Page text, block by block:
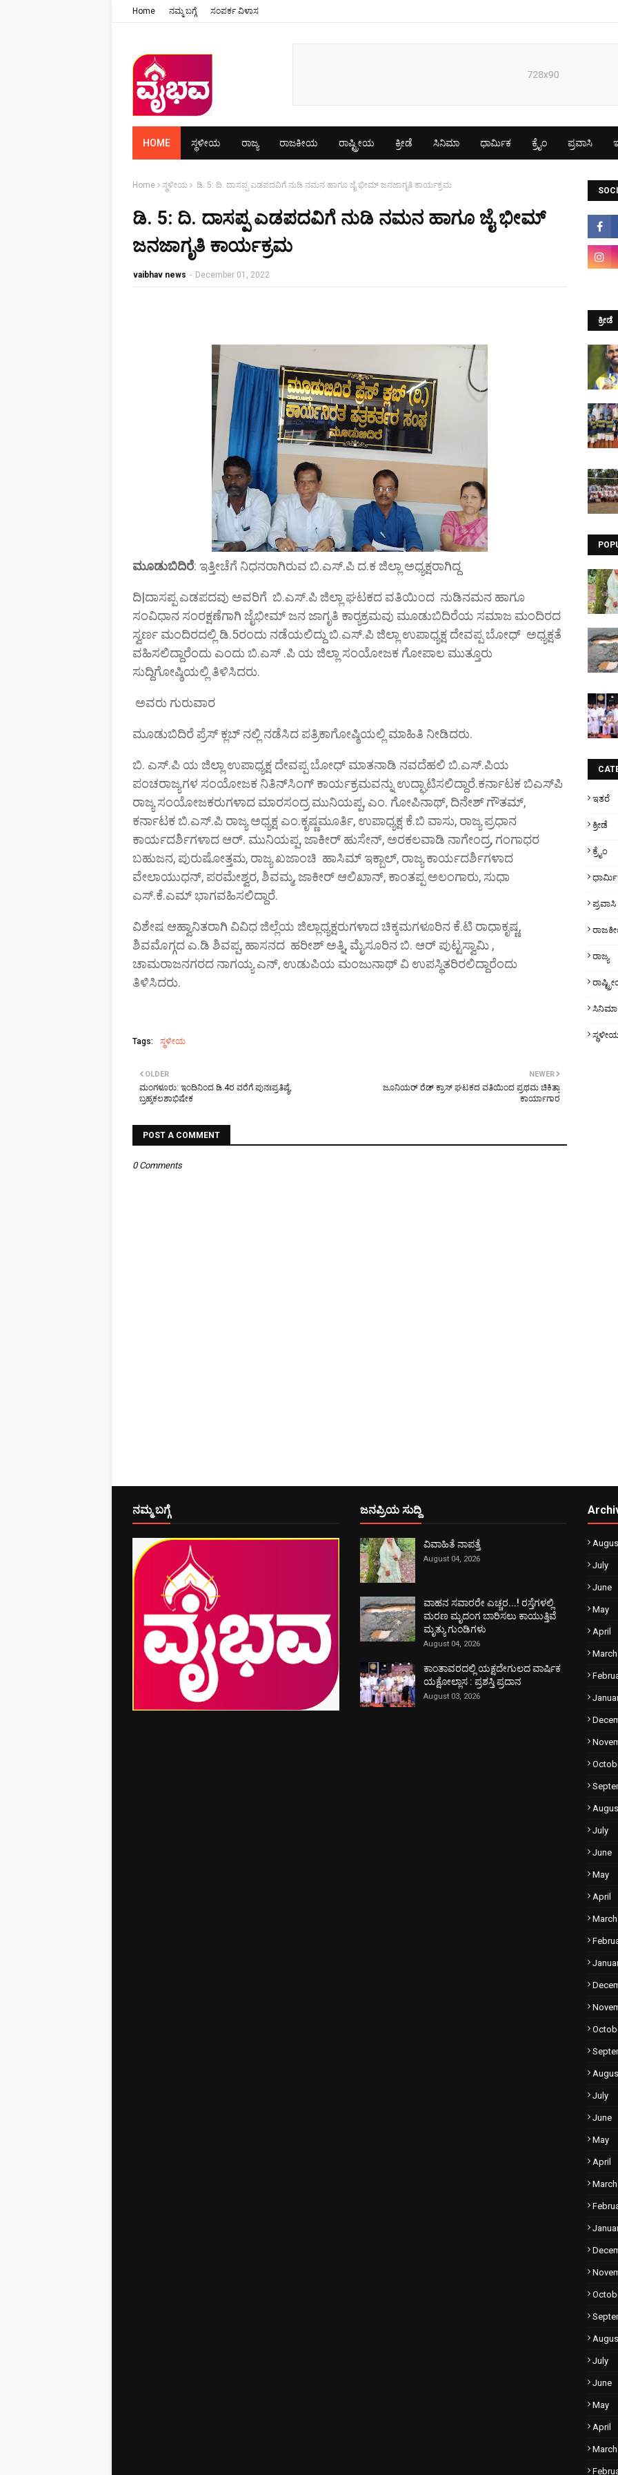
Home ನಮ್ಮ ಬಗ್ಗೆ ಸಂಪರ್ಕ ವಿಳಾಸ
HOME ಸ್ಥಳೀಯ ರಾಜ್ಯ ರಾಜಕೀಯ ರಾಷ್ಟ್ರೀಯ ಕ್ರೀಡೆ ಸಿನಿಮಾ ಧಾರ್ಮಿಕ ಕ್ರೈಂ ಪ್ರವಾಸಿ
Home ಸ್ಥಳೀಯ ಡಿ. 5: ದಿ. ದಾಸಪ್ಪ ಎಡಪದವಿಗೆ ನುಡಿ ನಮನ ಹಾಗೂ ಜೈ ಭೀಮ್ ಜನಜಾಗೃತಿ ಕಾರ್ಯಕ್ರಮ
ಡಿ. 5: ದಿ. ದಾಸಪ್ಪ ಎಡಪದವಿಗೆ ನುಡಿ ನಮನ ಹಾಗೂ ಜೈ ಭೀಮ್
ಜನಜಾಗೃತಿ ಕಾರ್ಯಕ್ರಮ
vaibhav news - December 01, 2022
ಮೂಡುಬಿದಿರೆ: ಇತ್ತೀಚೆಗೆ ನಿಧನರಾಗಿರುವ ಬಿ.ಎಸ್.ಪಿ ದ.ಕ ಜಿಲ್ಲಾ ಅಧ್ಯಕ್ಷರಾಗಿದ್ದ
ದಿ|ದಾಸಪ್ಪ ಎಡಪದವು ಅವರಿಗೆ ಬಿ.ಎಸ್.ಪಿ ಜಿಲ್ಲಾ ಘಟಕದ ವತಿಯಿಂದ ನುಡಿನಮನ ಹಾಗೂ
ಸಂವಿಧಾನ ಸಂರಕ್ಷಣೆಗಾಗಿ ಜೈಭೀಮ್ ಜನ ಜಾಗೃತಿ ಕಾರ‍್ಯಕ್ರಮವು ಮೂಡುಬಿದಿರೆಯ ಸಮಾಜ ಮಂದಿರದ
ಸ್ವರ್ಣ ಮಂದಿರದಲ್ಲಿ ಡಿ.5ರಂದು ನಡೆಯಲಿದ್ದು ಬಿ.ಎಸ್.ಪಿ ಜಿಲ್ಲಾ ಉಪಾಧ್ಯಕ್ಷ ದೇವಪ್ಪ ಬೋಧ್ ಅಧ್ಯಕ್ಷತೆ
ವಹಿಸಲಿದ್ದಾರೆಂದು ಎಂದು ಬಿ.ಎಸ್ .ಪಿ ಯ ಜಿಲ್ಲಾ ಸಂಯೋಜಕ ಗೋಪಾಲ ಮುತ್ತೂರು
ಸುದ್ದಿಗೋಷ್ಠಿಯಲ್ಲಿ ತಿಳಿಸಿದರು.
ಅವರು ಗುರುವಾರ
ಮೂಡುಬಿದಿರೆ ಪ್ರೆಸ್ ಕ್ಲಬ್ ನಲ್ಲಿ ನಡೆಸಿದ ಪತ್ರಿಕಾಗೋಷ್ಠಿಯಲ್ಲಿ ಮಾಹಿತಿ ನೀಡಿದರು.
ಬಿ. ಎಸ್.ಪಿ ಯ ಜಿಲ್ಲಾ ಉಪಾಧ್ಯಕ್ಷ ದೇವಪ್ಪ ಬೋಧ್ ಮಾತನಾಡಿ ನವದೆಹಲಿ ಬಿ.ಎಸ್.ಪಿಯ
ಪಂಚರಾಜ್ಯಗಳ ಸಂಯೋಜಕ ನಿತಿನ್‌ಸಿಂಗ್ ಕಾರ್ಯಕ್ರಮವನ್ನು ಉದ್ಘಾಟಿಸಲಿದ್ದಾರೆ.ಕರ್ನಾಟಕ ಬಿಎಸ್‌ಪಿ
ರಾಜ್ಯ ಸಂಯೋಜಕರುಗಳಾದ ಮಾರಸಂದ್ರ ಮುನಿಯಪ್ಪ, ಎಂ. ಗೋಪಿನಾಥ್, ದಿನೇಶ್ ಗೌತಮ್,
ಕರ್ನಾಟಕ ಬಿ.ಎಸ್.ಪಿ ರಾಜ್ಯ ಅಧ್ಯಕ್ಷ ಎಂ.ಕೃಷ್ಣಮೂರ್ತಿ, ಉಪಾಧ್ಯಕ್ಷ ಕೆ.ಬಿ ವಾಸು, ರಾಜ್ಯ ಪ್ರಧಾನ
ಕಾರ್ಯದರ್ಶಿಗಳಾದ ಆರ್. ಮುನಿಯಪ್ಪ, ಜಾಕೀರ್ ಹುಸೇನ್, ಅರಕಲವಾಡಿ ನಾಗೇಂದ್ರ, ಗಂಗಾಧರ
ಬಹುಜನ, ಪುರುಷೋತ್ತಮ, ರಾಜ್ಯ ಖಜಾಂಚಿ ಹಾಸಿಮ್ ಇಕ್ಬಾಲ್, ರಾಜ್ಯ ಕಾರ್ಯದರ್ಶಿಗಳಾದ
ವೇಲಾಯುಧನ್, ಪರಮೇಶ್ವರ, ಶಿವಮ್ಮ, ಜಾಕೀರ್ ಆಲಿಖಾನ್, ಕಾಂತಪ್ಪ ಅಲಂಗಾರು, ಸುಧಾ
ಎಸ್.ಕೆ.ಎಮ್ ಭಾಗವಹಿಸಲಿದ್ದಾರೆ.
ವಿಶೇಷ ಆಹ್ವಾನಿತರಾಗಿ ವಿವಿಧ ಜಿಲ್ಲೆಯ ಜಿಲ್ಲಾಧ್ಯಕ್ಷರುಗಳಾದ ಚಿಕ್ಕಮಗಳೂರಿನ ಕೆ.ಟಿ ರಾಧಾಕೃಷ್ಣ,
ಶಿವಮೊಗ್ಗದ ಎ.ಡಿ ಶಿವಪ್ಪ, ಹಾಸನದ ಹರೀಶ್ ಅತ್ನಿ, ಮೈಸೂರಿನ ಬಿ. ಆರ್ ಪುಟ್ಟಸ್ವಾಮಿ ,
ಚಾಮರಾಜನಗರದ ನಾಗಯ್ಯ ಎನ್, ಉಡುಪಿಯ ಮಂಜುನಾಥ್ ವಿ ಉಪಸ್ಥಿತರಿರಲಿದ್ದಾರೆಂದು
ತಿಳಿಸಿದರು.
Tags: ಸ್ಥಳೀಯ
NEWER
ಜೂನಿಯರ್ ರೆಡ್ ಕ್ರಾಸ್ ಘಟಕದ ವತಿಯಿಂದ ಪ್ರಥಮ ಚಿಕಿತ್ಸಾ
ಕಾರ್ಯಾಗಾರ
OLDER
ಮಂಗಳೂರು: ಇಂದಿನಿಂದ ಡಿ.4ರ ವರೆಗೆ ಪುನಃಪ್ರತಿಷ್ಠೆ,
ಬ್ರಹ್ಮಕಲಶಾಭಿಷೇಕ
POST A COMMENT
0 Comments
ಕ್ರೀಡೆ
ಇತರೆ
ಕ್ರೀಡೆ
ಕ್ರೈಂ
ಪ್ರವಾಸಿ
ರಾಜ್ಯ
ಸಿನಿಮಾ
ನಮ್ಮ ಬಗ್ಗೆ ಜನಪ್ರಿಯ ಸುದ್ದಿ
ವಿವಾಹಿತೆ ನಾಪತ್ತೆ
August 04, 2026
ವಾಹನ ಸವಾರರೇ ಎಚ್ಚರ...! ರಸ್ತೆಗಳಲ್ಲಿ
ಮರಣ ಮೃದಂಗ ಬಾರಿಸಲು ಕಾಯುತ್ತಿವೆ
ಮೃತ್ಯು ಗುಂಡಿಗಳು
August 04, 2026
ಕಾಂತಾವರದಲ್ಲಿ ಯಕ್ಷದೇಗುಲದ ವಾರ್ಷಿಕ
ಯಕ್ಷೋಲ್ಲಾಸ : ಪ್ರಶಸ್ತಿ ಪ್ರದಾನ
August 03, 2026
July
June
May
April
March
July
June
May
April
March
July
June
May
April
March
July
June
May
April
March